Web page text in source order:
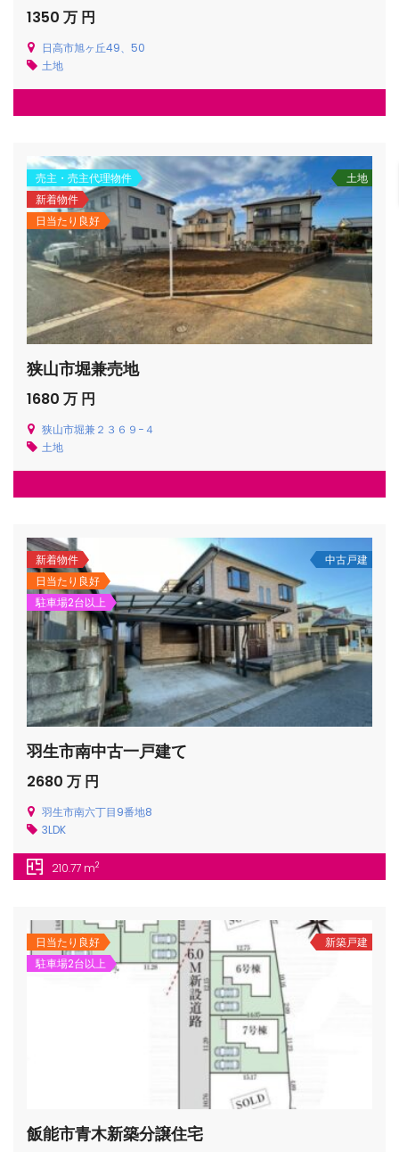
1350 万 円
日高市旭ヶ丘49、50
土地
売主・売主代理物件
新着物件
日当たり良好
土地
狭山市堀兼売地
1680 万 円
狭山市堀兼２３６９−４
土地
新着物件
日当たり良好
駐車場2台以上
中古戸建
羽生市南中古一戸建て
2680 万 円
羽生市南六丁目9番地8
3LDK
210.77 m2
日当たり良好
駐車場2台以上
新築戸建
飯能市青木新築分譲住宅